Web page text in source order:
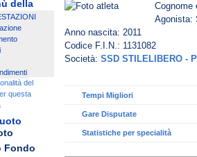
Fondo
Agonista:
Anno nascita: 2011
Codice F.I.N.: 1131082
Società: SSD STILELIBERO -
Tempi Migliori
Gare Disputate
Statistiche per specialità